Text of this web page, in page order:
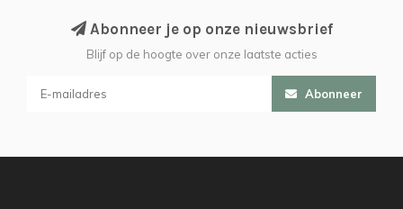
Abonneer je op onze nieuwsbrief
Blijf op de hoogte over onze laatste acties
Abonneer